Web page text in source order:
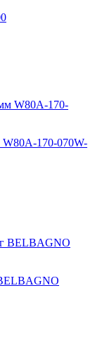
170-070W-